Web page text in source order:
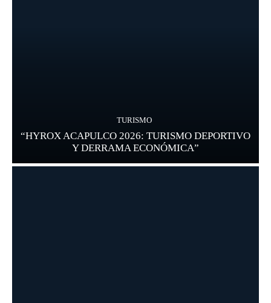
TURISMO
“HYROX ACAPULCO 2026: TURISMO DEPORTIVO
Y DERRAMA ECONÓMICA”